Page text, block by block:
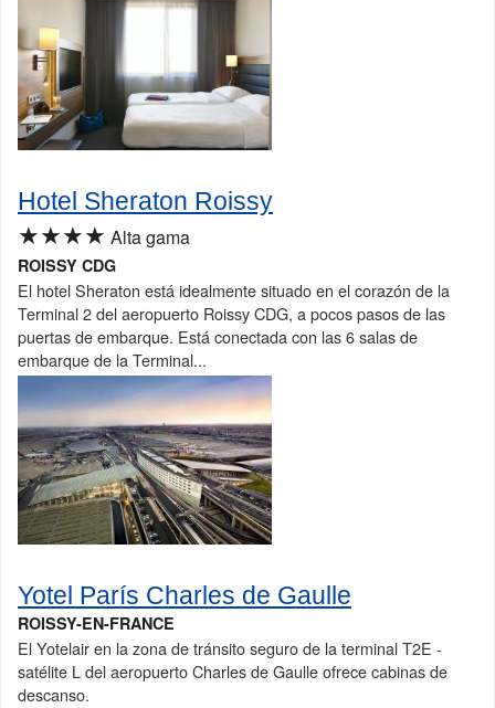
Hotel Sheraton Roissy
★★★★ Alta gama
ROISSY CDG
El hotel Sheraton está idealmente situado en el corazón de la
Terminal 2 del aeropuerto Roissy CDG, a pocos pasos de las
puertas de embarque. Está conectada con las 6 salas de
embarque de la Terminal...
Yotel París Charles de Gaulle
ROISSY-EN-FRANCE
El Yotelair en la zona de tránsito seguro de la terminal T2E -
satélite L del aeropuerto Charles de Gaulle ofrece cabinas de
descanso.